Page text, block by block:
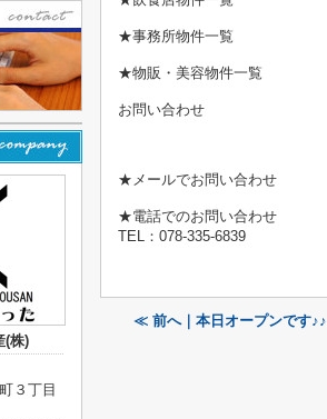
★事務所物件一覧
★物販・美容物件一覧
お問い合わせ
★メールでお問い合わせ
★電話でのお問い合わせ
TEL：078-335-6839
≪ 前へ｜本日オープンです♪♪
(株)
３丁目